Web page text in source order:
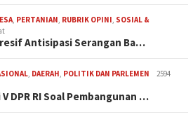
, PERTANIAN, RUBRIK OPINI, SOSIAL &
Antisipasi Serangan Ba…
, DAERAH, POLITIK DAN PARLEMEN
2594
DPR RI Soal Pembangunan …